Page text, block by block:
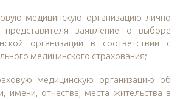
медицинскую организацию лично
заявление о выборе
организации в соответствии с
медицинского страхования;
медицинскую организацию об
имени, отчества, места жительства в